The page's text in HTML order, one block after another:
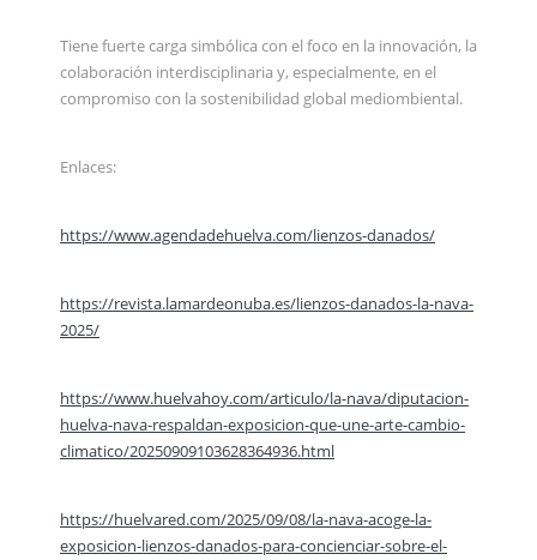
Tiene fuerte carga simbólica con el foco en la innovación, la
colaboración interdisciplinaria y, especialmente, en el
compromiso con la sostenibilidad global mediombiental.
Enlaces:
https://www.agendadehuelva.com/lienzos-danados/
https://revista.lamardeonuba.es/lienzos-danados-la-nava-
2025/
https://www.huelvahoy.com/articulo/la-nava/diputacion-
huelva-nava-respaldan-exposicion-que-une-arte-cambio-
climatico/20250909103628364936.html
https://huelvared.com/2025/09/08/la-nava-acoge-la-
exposicion-lienzos-danados-para-concienciar-sobre-el-